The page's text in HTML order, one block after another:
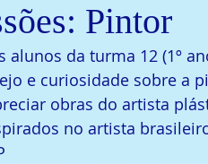
Pintor
da turma 12 (1º
e curiosidade sobre a
obras do artista
no artista